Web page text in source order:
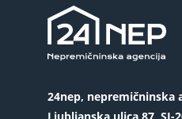
24nep, nepremičninska